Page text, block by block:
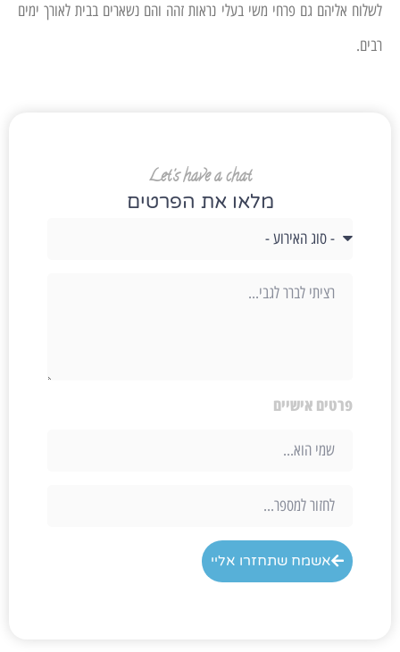
Let's have a chat
מלאו את הפרטים
פרטים אישיים
אשמח שתחזרו אליי
לשלוח אליהם גם פרחי משי בעלי נראות זהה והם נשארים בבית לאורך ימים
רבים.